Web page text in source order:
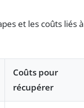
et les coûts liés
Coûts pour
récupérer